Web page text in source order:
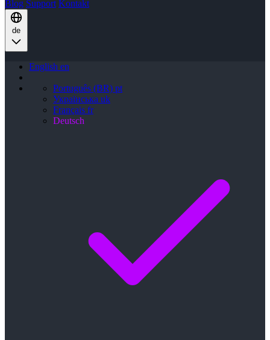
Blog Support Kontakt
de
English en
Português (BR) pt
Українська uk
Français fr
Deutsch